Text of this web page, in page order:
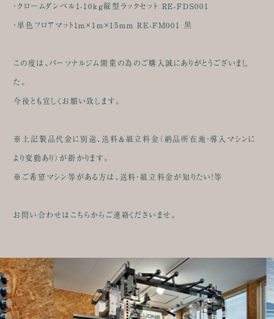
・クロームダンベル1-10kg縦型ラックセット RE-FDS001
・単色フロアマット1m×1m×15mm RE-FM001 黒
この度は、パーソナルジム開業の為のご購入誠にありがとうございまし
た。
今後とも宜しくお願い致します。
※上記製品代金に別途、送料&組立料金（納品所在地・導入マシンに
より変動あり）が掛かります。
※ご希望マシン等がある方は、送料・組立料金が知りたい！等
お問い合わせはこちらからご連絡くださいませ。